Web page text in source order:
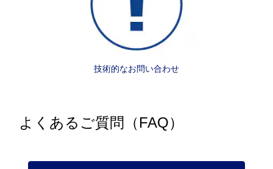
技術的なお問い合わせ
よくあるご質問（FAQ）